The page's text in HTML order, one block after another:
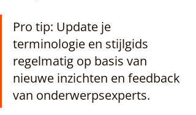
Pro tip: Update je
terminologie en stijlgids
regelmatig op basis van
nieuwe inzichten en feedback
van onderwerpsexperts.